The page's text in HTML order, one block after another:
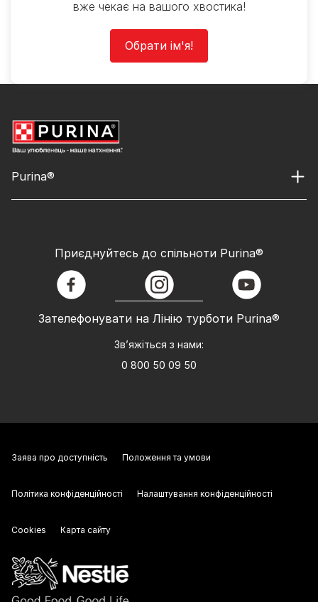
вже чекає на вашого хвостика!
Обрати ім'я!
Purina®
Зателефонувати на Лінію турботи Purina®
Зв’яжіться з нами:
0 800 50 09 50
Приєднуйтесь до спільноти Purina®
facebook instagram youtube
Заява про доступність Положення та умови
Політика конфіденційності Налаштування конфіденційності
Cookies Карта сайту